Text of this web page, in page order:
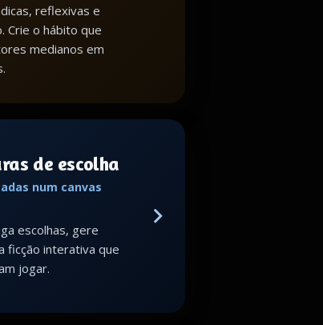
reflexivas e
Crie o hábito que
medianos em
de escolha
num canvas
escolhas, gere
ficção interativa que
jogar.